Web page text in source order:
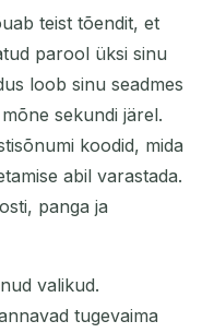
teist tõendit, et
parool üksi sinu
loob sinu seadmes
sekundi järel.
koodid, mida
abil varastada.
panga ja
valikud.
tugevaima